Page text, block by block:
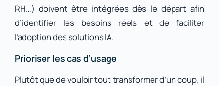
RH…) doivent être intégrées dès le départ afin
d’identifier les besoins réels et de faciliter
l’adoption des solutions IA.
Prioriser les cas d’usage
Plutôt que de vouloir tout transformer d’un coup, il